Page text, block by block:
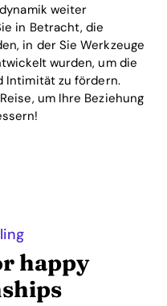
weiter
in Betracht, die
in der Sie Werkzeuge
wurden, um die
Intimität zu fördern.
um Ihre Beziehung
happy